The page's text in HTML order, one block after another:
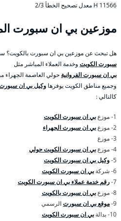
11566 H معدل تصحيح الخطأ 2/3
موزعين بي ان سبورت
هل تبحث عن موزعين بي ان سبورت بالكويت؟
سبورت الكويت وخدمة العملاء المباشر مثل
بي ان سبورت الفروانية حولي العاصمة الجهراء
وجميع مناطق الكويت يوفرها وكيل بي ان
كالتالي :
1- موزع
بي ان سبورت الكويت
2- موزع
بي ان سبورت الجهراء
3- موزع
4- موزع
بي ان سبورت الكويت حولي
5- وكيل بي ان سبورت الكويت
6- شركة
بي ان سبورت الكويت
7- رقم خدمة عملاء بي ان سبورت الكويت
8- موزع
بي ان سبورت بالكويت
9- موقع بي ان سبورتالرسمي
10- بدالة
بي ان سبورت الكويت